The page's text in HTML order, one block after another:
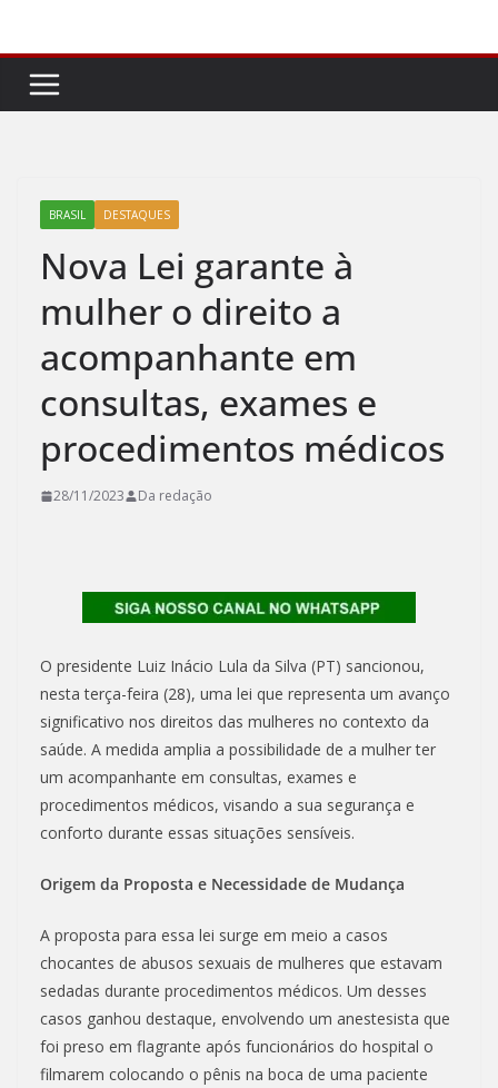
conteúdo
BRASIL DESTAQUES
Nova Lei garante à
mulher o direito a
acompanhante em
consultas, exames e
procedimentos médicos
28/11/2023 Da redação
O presidente Luiz Inácio Lula da Silva (PT) sancionou,
nesta terça-feira (28), uma lei que representa um avanço
significativo nos direitos das mulheres no contexto da
saúde. A medida amplia a possibilidade de a mulher ter
um acompanhante em consultas, exames e
procedimentos médicos, visando a sua segurança e
conforto durante essas situações sensíveis.
Origem da Proposta e Necessidade de Mudança
A proposta para essa lei surge em meio a casos
chocantes de abusos sexuais de mulheres que estavam
sedadas durante procedimentos médicos. Um desses
casos ganhou destaque, envolvendo um anestesista que
foi preso em flagrante após funcionários do hospital o
filmarem colocando o pênis na boca de uma paciente